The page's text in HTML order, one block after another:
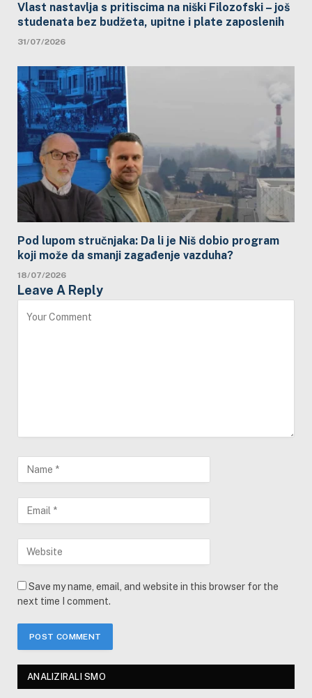
Vlast nastavlja s pritiscima na niški Filozofski – još
studenata bez budžeta, upitne i plate zaposlenih
31/07/2026
Pod lupom stručnjaka: Da li je Niš dobio program
koji može da smanji zagađenje vazduha?
18/07/2026
Leave A Reply
Save my name, email, and website in this browser for the
next time I comment.
ANALIZIRALI SMO